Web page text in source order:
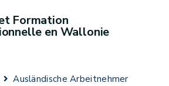
Formation
en Wallonie
Ausländische Arbeitnehmer